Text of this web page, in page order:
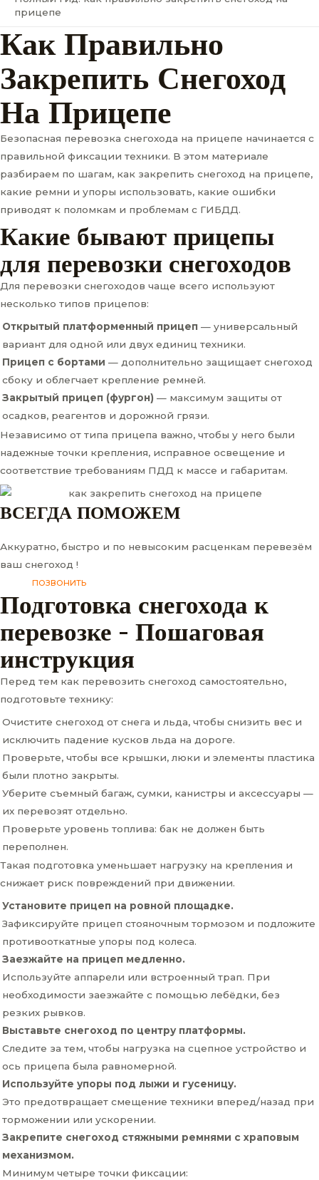
прицепе
Как Правильно
Закрепить Снегоход
На Прицепе
Безопасная перевозка снегохода на прицепе начинается с
правильной фиксации техники. В этом материале
разбираем по шагам, как закрепить снегоход на прицепе,
какие ремни и упоры использовать, какие ошибки
приводят к поломкам и проблемам с ГИБДД.
Какие бывают прицепы
для перевозки снегоходов
Для перевозки снегоходов чаще всего используют
несколько типов прицепов:
Открытый платформенный прицеп— универсальный
вариант для одной или двух единиц техники.
Прицеп с бортами — дополнительно защищает снегоход
сбоку и облегчает крепление ремней.
Закрытый прицеп (фургон) — максимум защиты от
осадков, реагентов и дорожной грязи.
Независимо от типа прицепа важно, чтобы у него были
надежные точки крепления, исправное освещение и
соответствие требованиям ПДД к массе и габаритам.
ВСЕГДА ПОМОЖЕМ
Аккуратно, быстро и по невысоким расценкам перевезём
ваш снегоход !
ПОЗВОНИТЬ
Подготовка снегохода к
перевозке - Пошаговая
инструкция
Перед тем как перевозить снегоход самостоятельно,
подготовьте технику:
Очистите снегоход от снега и льда, чтобы снизить вес и
исключить падение кусков льда на дороге.
Проверьте, чтобы все крышки, люки и элементы пластика
были плотно закрыты.
Уберите съемный багаж, сумки, канистры и аксессуары —
их перевозят отдельно.
Проверьте уровень топлива: бак не должен быть
переполнен.
Такая подготовка уменьшает нагрузку на крепления и
снижает риск повреждений при движении.
Установите прицеп на ровной площадке.
Зафиксируйте прицеп стояночным тормозом и подложите
противооткатные упоры под колеса.
Заезжайте на прицеп медленно.
Используйте аппарели или встроенный трап. При
необходимости заезжайте с помощью лебёдки, без
резких рывков.
Выставьте снегоход по центру платформы.
Следите за тем, чтобы нагрузка на сцепное устройство и
ось прицепа была равномерной.
Используйте упоры под лыжи и гусеницу.
Это предотвращает смещение техники вперед/назад при
торможении или ускорении.
Закрепите снегоход стяжными ремнями с храповым
механизмом.
Минимум четыре точки фиксации: